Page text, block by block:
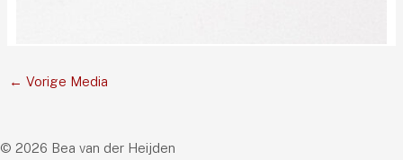
← Vorige Media
© 2026 Bea van der Heijden